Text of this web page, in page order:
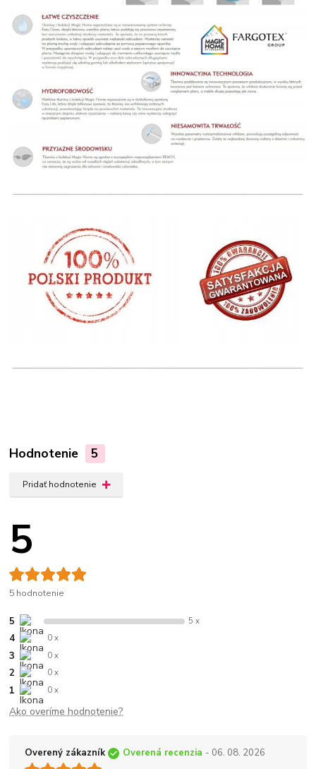
Hodnotenie 5
Pridať hodnotenie
5
5 hodnotenie
5 5 x
4 0 x
3 0 x
2 0 x
1 0 x
Ako overíme hodnotenie?
Overený zákazník Overená recenzia - 06. 08. 2026